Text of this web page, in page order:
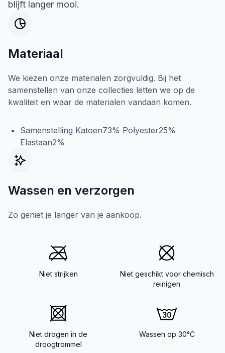
blijft langer mooi.
Materiaal
We kiezen onze materialen zorgvuldig. Bij het
samenstellen van onze collecties letten we op de
kwaliteit en waar de materialen vandaan komen.
Samenstelling Katoen73% Polyester25%
Elastaan2%
Wassen en verzorgen
Zo geniet je langer van je aankoop.
Niet strijken
Niet geschikt voor chemisch
reinigen
Niet drogen in de
droogtrommel
Wassen op 30°C